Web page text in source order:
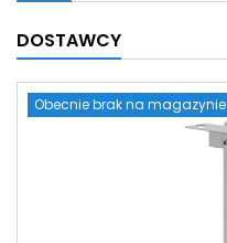
DOSTAWCY
Obecnie brak na magazynie